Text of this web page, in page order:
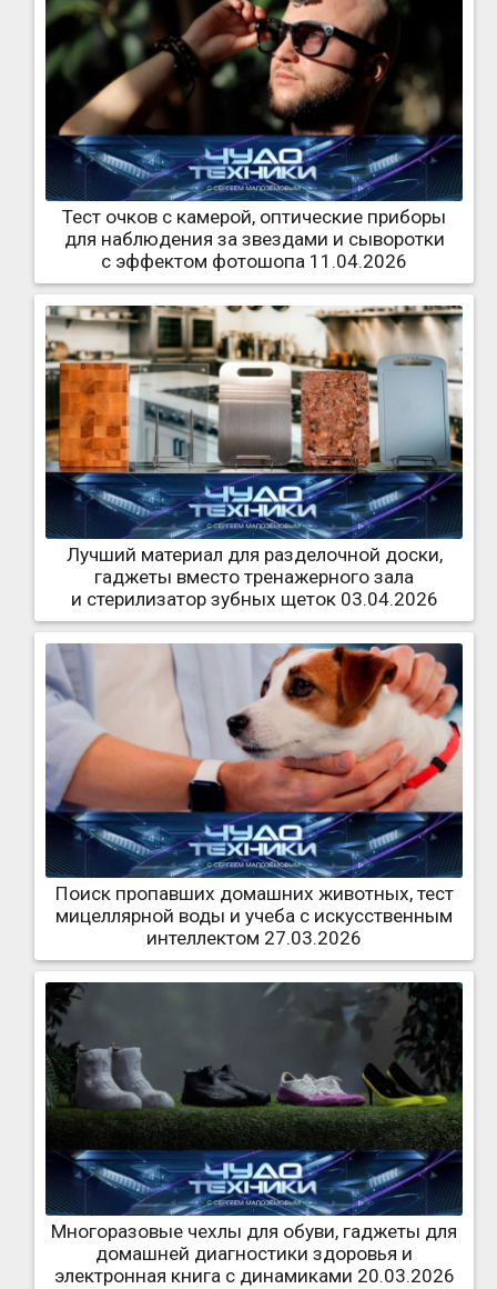
Тест очков с камерой, оптические приборы
для наблюдения за звездами и сыворотки
с эффектом фотошопа 11.04.2026
Лучший материал для разделочной доски,
гаджеты вместо тренажерного зала
и стерилизатор зубных щеток 03.04.2026
Поиск пропавших домашних животных, тест
мицеллярной воды и учеба с искусственным
интеллектом 27.03.2026
Многоразовые чехлы для обуви, гаджеты для
домашней диагностики здоровья и
электронная книга с динамиками 20.03.2026